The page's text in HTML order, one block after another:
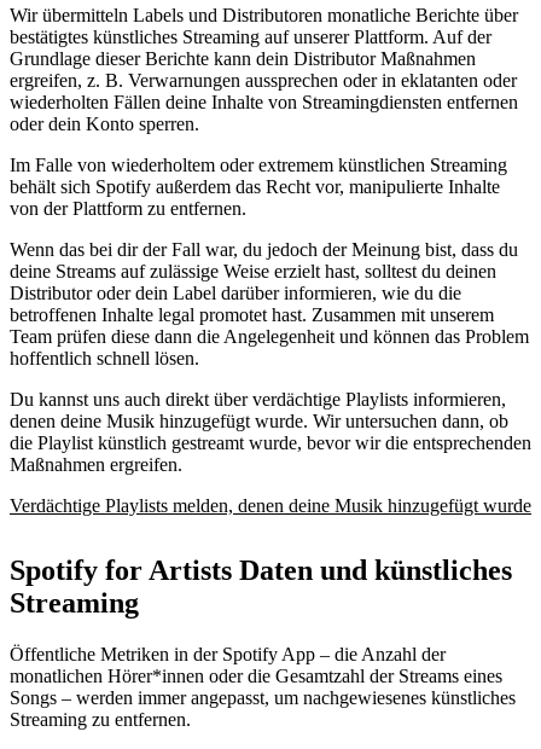
Wir übermitteln Labels und Distributoren monatliche Berichte über
bestätigtes künstliches Streaming auf unserer Plattform. Auf der
Grundlage dieser Berichte kann dein Distributor Maßnahmen
ergreifen, z. B. Verwarnungen aussprechen oder in eklatanten oder
wiederholten Fällen deine Inhalte von Streamingdiensten entfernen
oder dein Konto sperren.
Im Falle von wiederholtem oder extremem künstlichen Streaming
behält sich Spotify außerdem das Recht vor, manipulierte Inhalte
von der Plattform zu entfernen.
Wenn das bei dir der Fall war, du jedoch der Meinung bist, dass du
deine Streams auf zulässige Weise erzielt hast, solltest du deinen
Distributor oder dein Label darüber informieren, wie du die
betroffenen Inhalte legal promotet hast. Zusammen mit unserem
Team prüfen diese dann die Angelegenheit und können das Problem
hoffentlich schnell lösen.
Du kannst uns auch direkt über verdächtige Playlists informieren,
denen deine Musik hinzugefügt wurde. Wir untersuchen dann, ob
die Playlist künstlich gestreamt wurde, bevor wir die entsprechenden
Maßnahmen ergreifen.
Verdächtige Playlists melden, denen deine Musik hinzugefügt wurde
Spotify for Artists Daten und künstliches
Streaming
Öffentliche Metriken in der Spotify App – die Anzahl der
monatlichen Hörer*innen oder die Gesamtzahl der Streams eines
Songs – werden immer angepasst, um nachgewiesenes künstliches
Streaming zu entfernen.